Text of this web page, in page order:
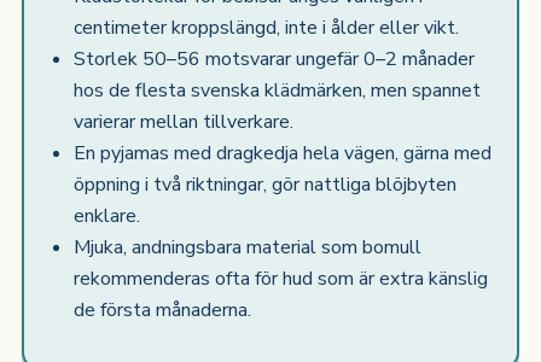
centimeter kroppslängd, inte i ålder eller vikt.
Storlek 50–56 motsvarar ungefär 0–2 månader
hos de flesta svenska klädmärken, men spannet
varierar mellan tillverkare.
En pyjamas med dragkedja hela vägen, gärna med
öppning i två riktningar, gör nattliga blöjbyten
enklare.
Mjuka, andningsbara material som bomull
rekommenderas ofta för hud som är extra känslig
de första månaderna.